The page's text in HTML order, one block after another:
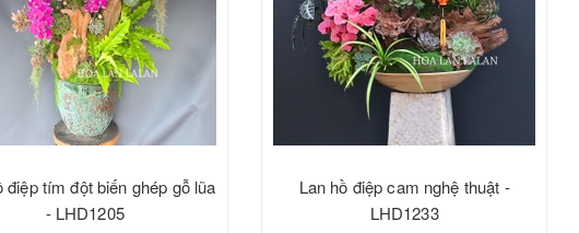
điệp tím đột biến ghép gỗ lũa
- LHD1205
Lan hồ điệp cam nghệ thuật -
LHD1233